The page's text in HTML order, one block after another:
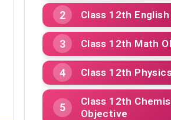
Class 12th
Class 12th Math
Class 12th
Class 12th
Objective